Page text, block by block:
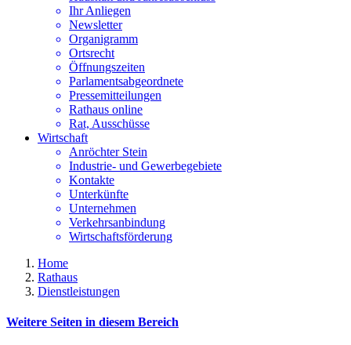
Ihr Anliegen
Newsletter
Organigramm
Ortsrecht
Öffnungszeiten
Parlamentsabgeordnete
Pressemitteilungen
Rathaus online
Rat, Ausschüsse
Wirtschaft
Anröchter Stein
Industrie- und Gewerbegebiete
Kontakte
Unterkünfte
Unternehmen
Verkehrsanbindung
Wirtschaftsförderung
Home
Rathaus
Dienstleistungen
Weitere Seiten in diesem Bereich